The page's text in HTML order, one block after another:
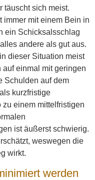
täuscht sich meist.
immer mit einem Bein in
ein Schicksalsschlag
andere als gut aus.
dieser Situation meist
einmal mit geringen
Schulden auf dem
kurzfristige
einem mittelfristigen
ist äußerst schwierig.
weswegen die
wirkt.
werden